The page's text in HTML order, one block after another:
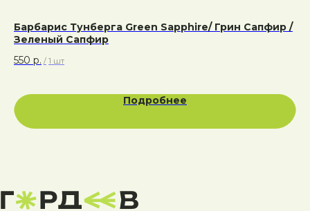
Барбарис Тунберга Green Sapphire/ Грин Сапфир /
Зеленый Сапфир
550 р. / 1 шт
Подробнее
поселение Асеньевское, деревня Гордеево